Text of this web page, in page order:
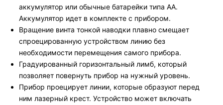
аккумулятор или обычные батарейки типа АА.
Аккумулятор идет в комплекте с прибором.
Вращение винта тонкой наводки плавно смещает
спроецированную устройством линию без
необходимости перемещения самого прибора.
Градуированный горизонтальный лимб, который
позволяет повернуть прибор на нужный уровень.
Прибор проецирует линии, которые образуют перед
ним лазерный крест. Устройство может включать